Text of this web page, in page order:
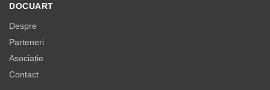
DOCUART
Despre
Parteneri
Asociație
Contact